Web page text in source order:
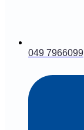
049 7966099